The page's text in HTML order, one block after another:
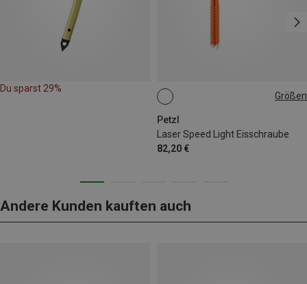
Du sparst 29%
Größen
Petzl
Laser Speed Light Eisschraube
82,20 €
21CM
Andere Kunden kauften auch